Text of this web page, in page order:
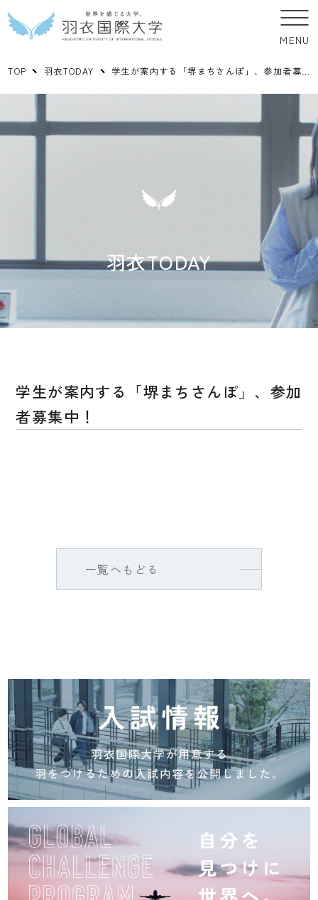
MENU
TOP 羽衣TODAY 学生が案内する「堺まちさんぽ」、参加者募集中！
羽衣TODAY
学生が案内する「堺まちさんぽ」、参加
者募集中！
一覧へもどる